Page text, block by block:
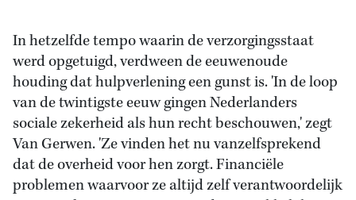
In hetzelfde tempo waarin de verzorgingsstaat
werd opgetuigd, verdween de eeuwenoude
houding dat hulpverlening een gunst is. 'In de loop
van de twintigste eeuw gingen Nederlanders
sociale zekerheid als hun recht beschouwen,' zegt
Van Gerwen. 'Ze vinden het nu vanzelfsprekend
dat de overheid voor hen zorgt. Financiële
problemen waarvoor ze altijd zelf verantwoordelijk